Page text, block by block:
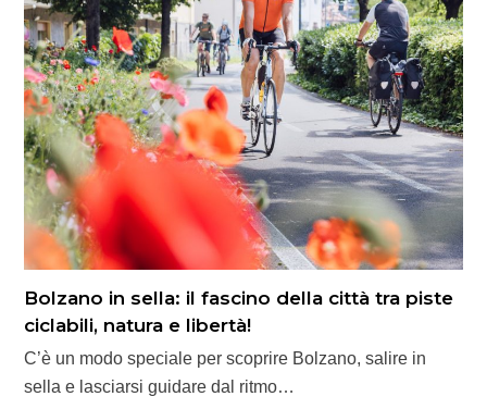
Bolzano in sella: il fascino della città tra piste
ciclabili, natura e libertà!
C’è un modo speciale per scoprire Bolzano, salire in
sella e lasciarsi guidare dal ritmo…